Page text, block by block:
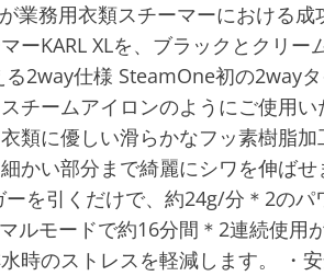
業務用衣類スチーマーにおける
ーKARL XLを、ブラックとクリ
2way仕様 SteamOne初の2way
チームアイロンのようにご使用
類に優しい滑らかなフッ素樹脂
かい部分まで綺麗にシワを伸ば
を引くだけで、約24g/分＊2の
ルモードで約16分間＊2連続使用
時のストレスを軽減します。 ・